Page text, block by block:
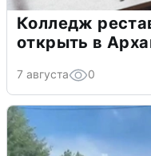
Колледж
открыть в
7 августа 0